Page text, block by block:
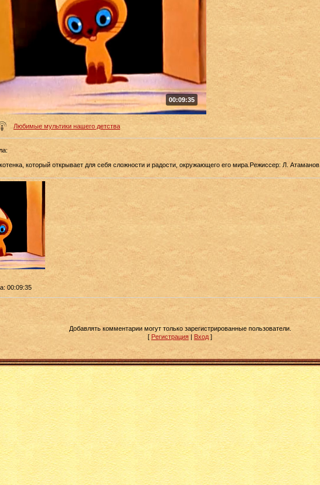
00:09:35
Любимые мультики нашего детства
:
который открывает для себя сложности и радости, окружающего его мира.Режиссер: Л. Атаманов.
: 00:09:35
Добавлять комментарии могут только зарегистрированные пользователи.
[ Регистрация | Вход ]